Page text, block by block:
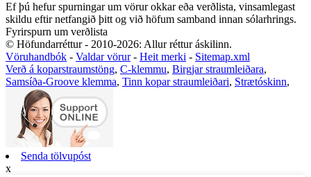
Ef þú hefur spurningar um vörur okkar eða verðlista, vinsamlegast
skildu eftir netfangið þitt og við höfum samband innan sólarhrings.
Fyrirspurn um verðlista
© Höfundarréttur - 2010-2026: Allur réttur áskilinn.
Vöruhandbók - Valdar vörur- Heit merki - Sitemap.xml
Verð á koparstraumstöng, C-klemmu, Birgjar straumleiðara,
Samsíða-Groove klemma, Tinn kopar straumleiðari, Strætóskinn,
Senda tölvupóst
x